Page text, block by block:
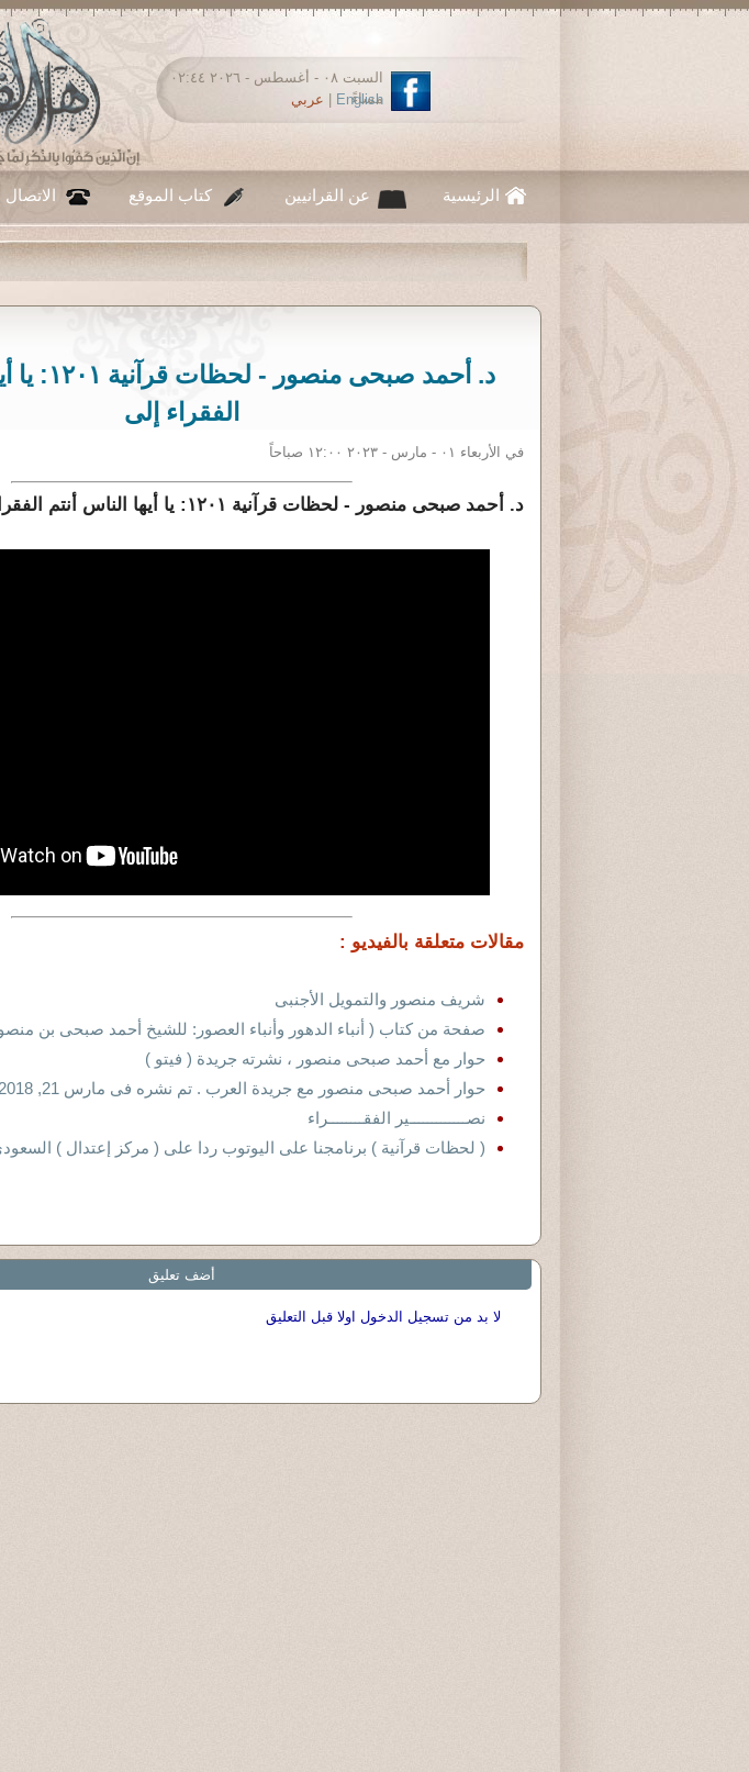
السبت ٠٨ - أغسطس - ٢٠٢٦ ٠٢:٤٤
مساءً
English عربي
الرئيسية عن القرانيين كتاب الموقع الاتصال
اللهم
د. أحمد صبحى
الفقراء إلى
في الأربعاء ٠١ - مارس - ٢٠٢٣ ١٢:٠٠ صباحاً
د. أحمد صبحى منصور - لحظات قرآنية ١٢٠١: يا أيها الناس أنتم الفقراء إلى الله
مقالات متعلقة بالفيديو :
شريف منصور والتمويل الأجنبى
صفحة من كتاب ( أنباء الدهور وأنباء العصور: للشيخ أحمد صبحى بن
حوار مع أحمد صبحى منصور ، نشرته جريدة ( فيتو )
حوار أحمد صبحى منصور مع جريدة العرب . تم نشره فى مارس 21, 2018
نصـــــــــــــير الفقــــــــراء
( لحظات قرآنية ) برنامجنا على اليوتوب ردا على ( مركز إعتدال )
أضف تعليق
لا بد من تسجيل الدخول اولا قبل التعليق